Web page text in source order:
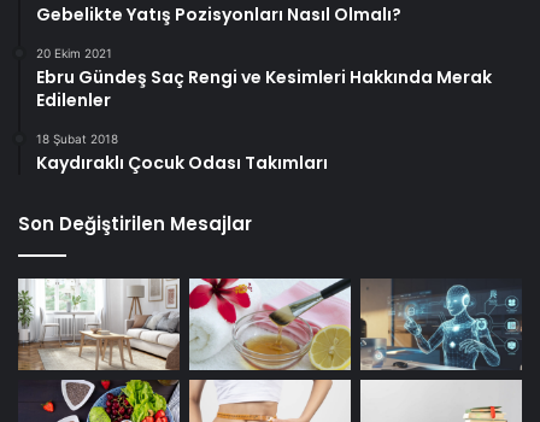
Gebelikte Yatış Pozisyonları Nasıl Olmalı?
20 Ekim 2021
Ebru Gündeş Saç Rengi ve Kesimleri Hakkında Merak
Edilenler
18 Şubat 2018
Kaydıraklı Çocuk Odası Takımları
Son Değiştirilen Mesajlar